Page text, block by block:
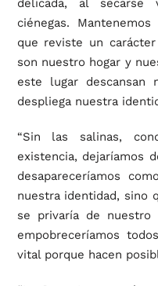
delicada, al
ciénegas.
que reviste un
son nuestro hogar y
este lugar descansan
despliega nuestra
“Sin las salinas,
existencia, dejaríamos
desapareceríamos
nuestra identidad, sino
se privaría de nuestro
empobreceríamos
vital porque hacen